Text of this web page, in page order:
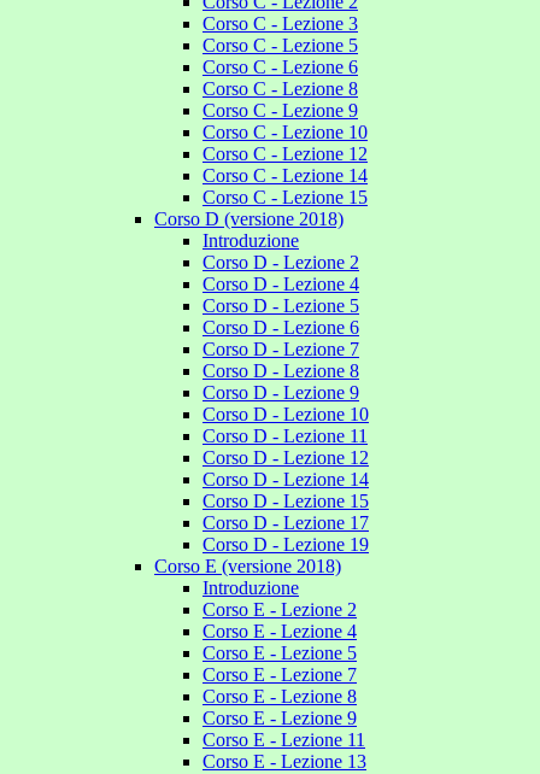
Corso C - Lezione 3
Corso C - Lezione 5
Corso C - Lezione 6
Corso C - Lezione 8
Corso C - Lezione 9
Corso C - Lezione 10
Corso C - Lezione 12
Corso C - Lezione 14
Corso C - Lezione 15
Corso D (versione 2018)
Introduzione
Corso D - Lezione 2
Corso D - Lezione 4
Corso D - Lezione 5
Corso D - Lezione 6
Corso D - Lezione 7
Corso D - Lezione 8
Corso D - Lezione 9
Corso D - Lezione 10
Corso D - Lezione 11
Corso D - Lezione 12
Corso D - Lezione 14
Corso D - Lezione 15
Corso D - Lezione 17
Corso D - Lezione 19
Corso E (versione 2018)
Introduzione
Corso E - Lezione 2
Corso E - Lezione 4
Corso E - Lezione 5
Corso E - Lezione 7
Corso E - Lezione 8
Corso E - Lezione 9
Corso E - Lezione 11
Corso E - Lezione 13